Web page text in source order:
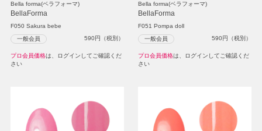
Bella forma(ベラフォーマ)
BellaForma
F050 Sakura bebe
一般会員 590円（税別）
プロ会員価格は、ログインしてご確認くだ
さい
Bella forma(ベラフォーマ)
BellaForma
F051 Pompa doll
一般会員 590円（税別）
プロ会員価格は、ログインしてご確認くだ
さい